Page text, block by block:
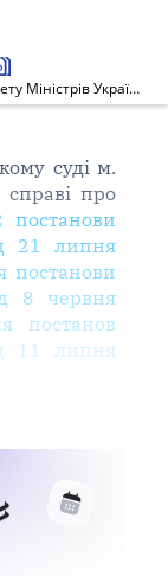
Щодо оскарження пункту 2 постанови Кабінету Міністрів України від 21 липня 2005 р. N 611 "Про доповнення постанови Кабінету Міністрів України від 8 червня 1998 р. N 840 та скасування постанов Кабінету Міністрів України від 11 липня 2001 р. N 788 і від 17 березня 2003 р. N 351"
суді м.
про
постанови
21 липня
постанови
8 червня
постанов
11 липня